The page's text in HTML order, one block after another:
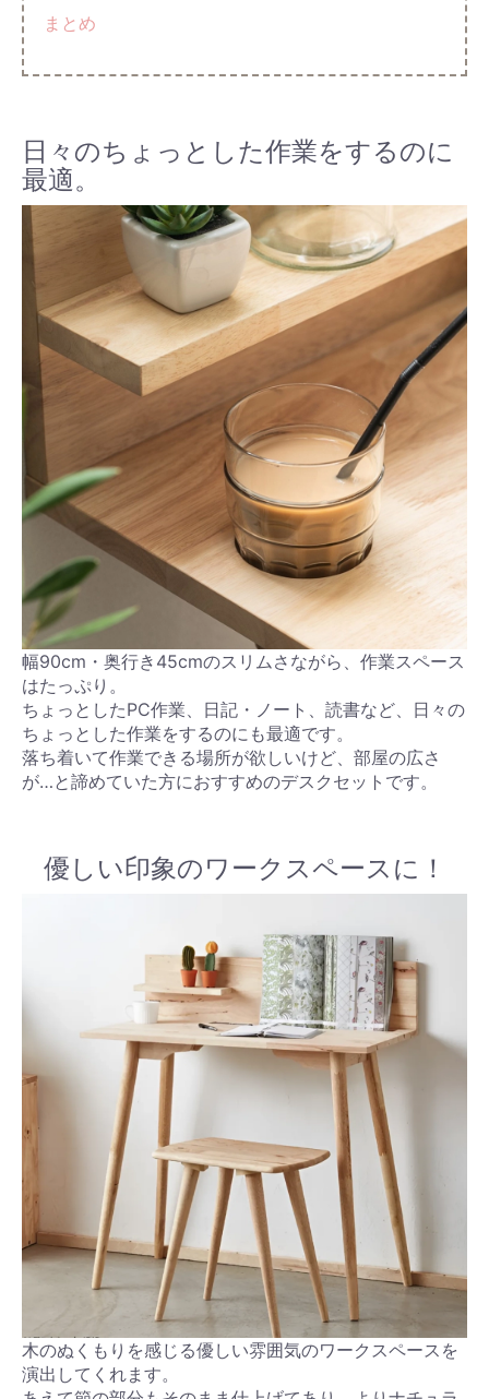
まとめ
日々のちょっとした作業をするのに
最適。
幅90cm・奥行き45cmのスリムさながら、作業スペース
はたっぷり。
ちょっとしたPC作業、日記・ノート、読書など、日々の
ちょっとした作業をするのにも最適です。
落ち着いて作業できる場所が欲しいけど、部屋の広さ
が…と諦めていた方におすすめのデスクセットです。
優しい印象のワークスペースに！
木のぬくもりを感じる優しい雰囲気のワークスペースを
演出してくれます。